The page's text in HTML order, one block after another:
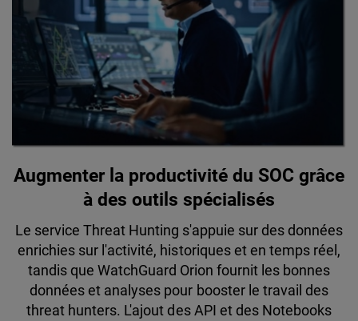
Augmenter la productivité du SOC grâce
à des outils spécialisés
Le service Threat Hunting s'appuie sur des données
enrichies sur l'activité, historiques et en temps réel,
tandis que WatchGuard Orion fournit les bonnes
données et analyses pour booster le travail des
threat hunters. L'ajout des API et des Notebooks